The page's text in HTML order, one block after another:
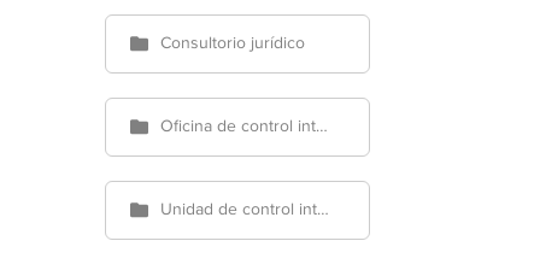
Consultorio jurídico
Oficina de control interno de gestión
Unidad de control interno disciplinario